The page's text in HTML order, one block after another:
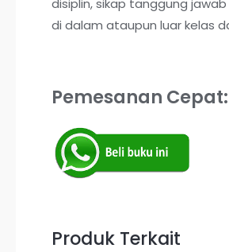
disiplin, sikap tanggung
di dalam ataupun luar kelas
Pemesanan Cepat:
Produk Terkait